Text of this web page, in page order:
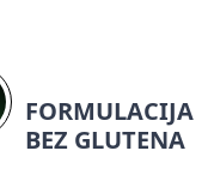
FORMULACIJA
BEZ GLUTENA